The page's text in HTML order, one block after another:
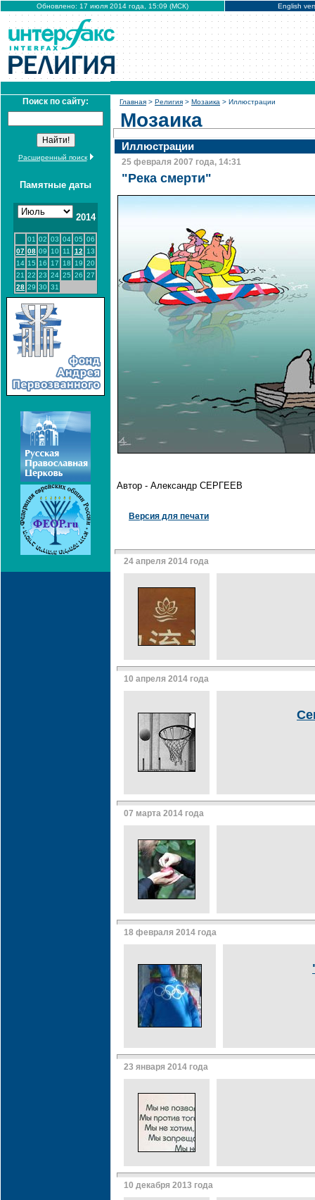
Обновлено: 17 июля 2014 года, 15:09 (МСК) English
Поиск по сайту:
Расширенный поиск
Памятные даты
2014
01 02 03 04 05 06
07 08 09 10 11 12
13
14 15 16 17 18 19 20
21 22 23 24 25 26 27
28 29 30 31
Главная > Религия > Мозаика > Иллюстрации
Мозаика
Иллюстрации
25 февраля 2007 года, 14:31
"Река смерти"
Автор - Александр СЕРГЕЕВ
Версия для печати
24 апреля 2014 года
10 апреля 2014 года
07 марта 2014 года
18 февраля 2014 года
23 января 2014 года
10 декабря 2013 года